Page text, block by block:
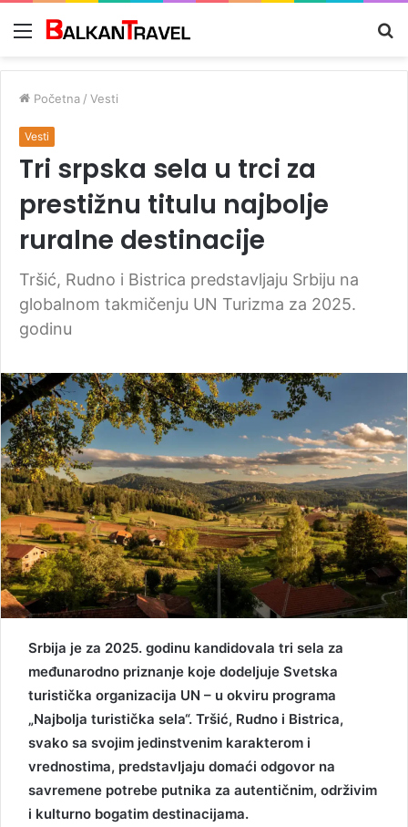
Meni
Početna / Vesti
Vesti
Tri srpska sela u trci za
prestižnu titulu najbolje
ruralne destinacije
Tršić, Rudno i Bistrica predstavljaju Srbiju na
globalnom takmičenju UN Turizma za 2025.
godinu
Srbija je za 2025. godinu kandidovala tri sela za
međunarodno priznanje koje dodeljuje Svetska
turistička organizacija UN – u okviru programa
„Najbolja turistička sela“. Tršić, Rudno i Bistrica,
svako sa svojim jedinstvenim karakterom i
vrednostima, predstavljaju domaći odgovor na
savremene potrebe putnika za autentičnim, održivim
i kulturno bogatim destinacijama.